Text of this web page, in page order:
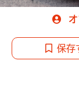
保存